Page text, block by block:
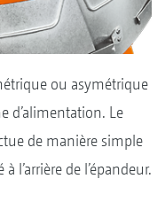
ou asymétrique
d’alimentation. Le
de manière simple
l’arrière de l’épandeur.